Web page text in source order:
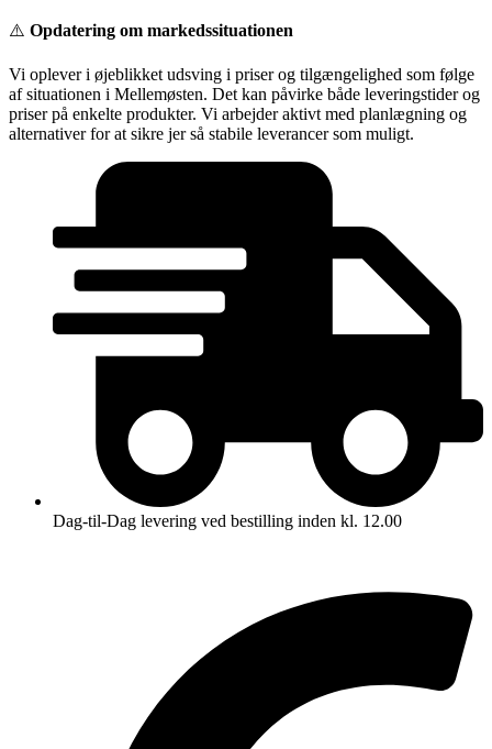
Videre
indhold
⚠️ Opdatering om markedssituationen
Vi oplever i øjeblikket udsving i priser og tilgængelighed som følge
af situationen i Mellemøsten. Det kan påvirke både leveringstider og
priser på enkelte produkter. Vi arbejder aktivt med planlægning og
alternativer for at sikre jer så stabile leverancer som muligt.
Dag-til-Dag levering ved bestilling inden kl. 12.00